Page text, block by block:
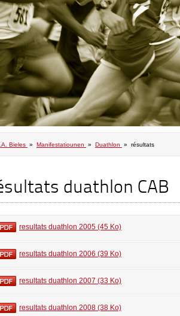
Bieles » Manifestatiounen » Duathlon » résultats
duathlon CAB
resultats duathlon 2005 (45 Ko)
resultats duathlon 2006 (39 Ko)
resultats duathlon 2007 (33 Ko)
resultats duathlon 2008 (38 Ko)